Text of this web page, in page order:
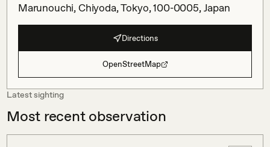
Marunouchi, Chiyoda, Tokyo, 100-0005, Japan
Directions
OpenStreetMap
Latest sighting
Most recent observation